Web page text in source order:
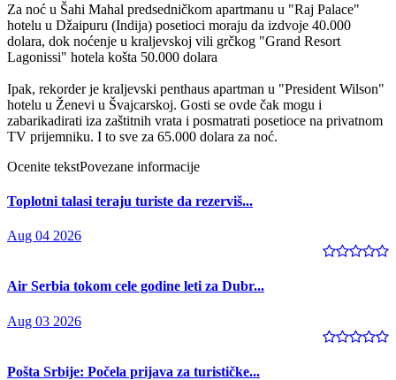
Za noć u Šahi Mahal predsedničkom apartmanu u "Raj Palace"
hotelu u Džaipuru (Indija) posetioci moraju da izdvoje 40.000
dolara, dok noćenje u kraljevskoj vili grčkog "Grand Resort
Lagonissi" hotela košta 50.000 dolara
Ipak, rekorder je kraljevski penthaus apartman u "President Wilson"
hotelu u Ženevi u Švajcarskoj. Gosti se ovde čak mogu i
zabarikadirati iza zaštitnih vrata i posmatrati posetioce na privatnom
TV prijemniku. I to sve za 65.000 dolara za noć.
Ocenite tekstPovezane informacije
Toplotni talasi teraju turiste da rezerviš...
Aug 04 2026
Air Serbia tokom cele godine leti za Dubr...
Aug 03 2026
Pošta Srbije: Počela prijava za turističke...